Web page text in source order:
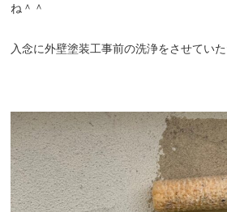
ね＾＾
入念に外壁塗装工事前の洗浄をさせていた